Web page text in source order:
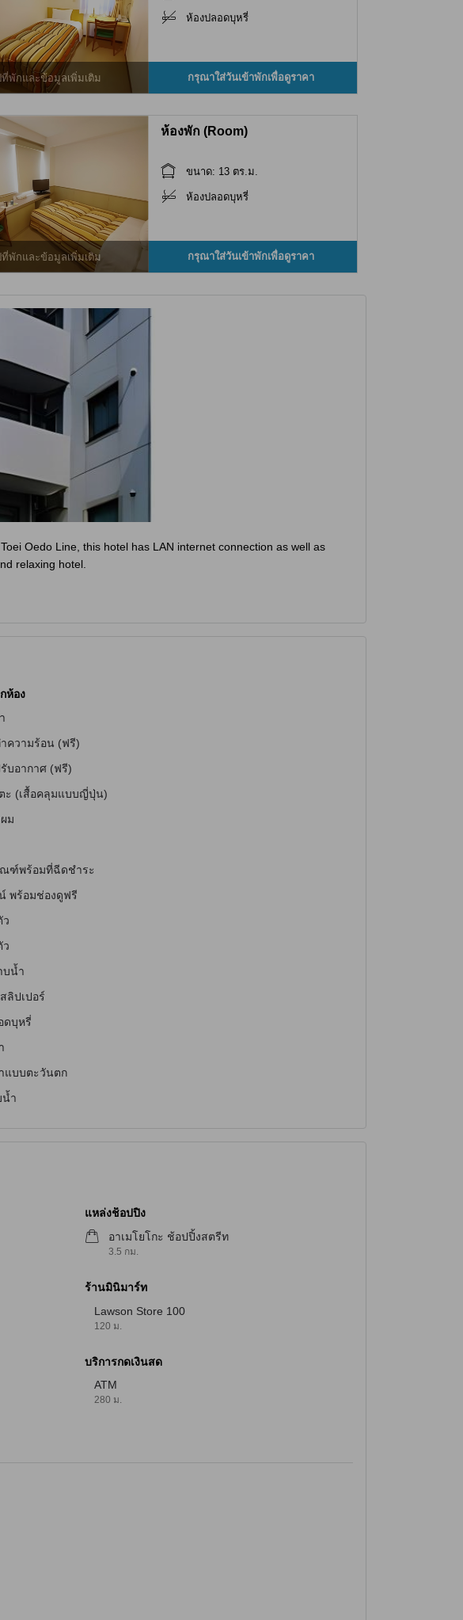
พักและข้อมูลเพิ่มเติม
ห้องปลอดบุหรี่
กรุณาใส่วันเข้าพักเพื่อดูราคา
พักและข้อมูลเพิ่มเติม
ห้องพัก (Room)
ขนาด: 13 ตร.ม.
ห้องปลอดบุหรี่
กรุณาใส่วันเข้าพักเพื่อดูราคา
Oedo Line, this hotel has LAN internet connection as well as
relaxing hotel.
ห้อง
ำความร้อน (ฟรี)
รับอากาศ (ฟรี)
ะ (เสื้อคลุมแบบญี่ปุ่น)
ม
ฑ์พร้อมที่ฉีดชำระ
พร้อมช่องดูฟรี
ว
ว
บน้ำ
ลิปเปอร์
ดบุหรี่
แบบตะวันตก
น้ำ
แหล่งช็อปปิ้ง
อาเมโยโกะ ช้อปปิ้งสตรีท
3.5 กม.
ร้านมินิมาร์ท
Lawson Store 100
120 ม.
บริการกดเงินสด
ATM
280 ม.